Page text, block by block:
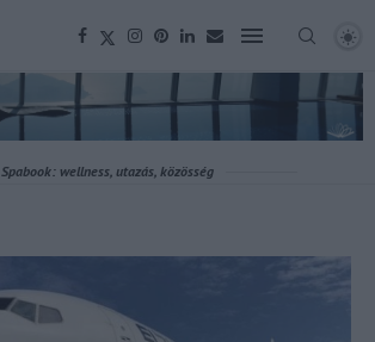
Spabook: wellness, utazás, közösség